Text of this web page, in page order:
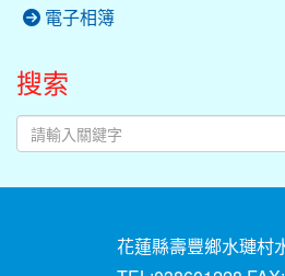
電子相簿
搜索
花蓮縣壽豐鄉水璉村